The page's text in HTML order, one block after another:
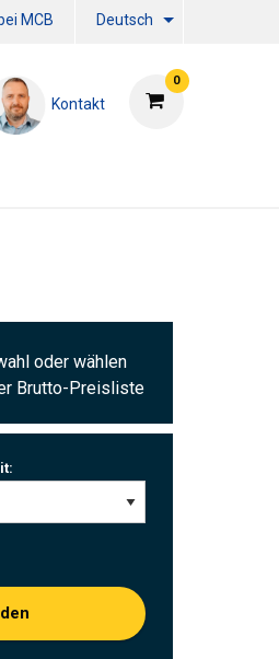
MCB Deutsch
0
Kontakt
oder wählen
Brutto-Preisliste